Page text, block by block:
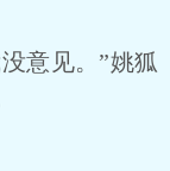
意见。”姚狐